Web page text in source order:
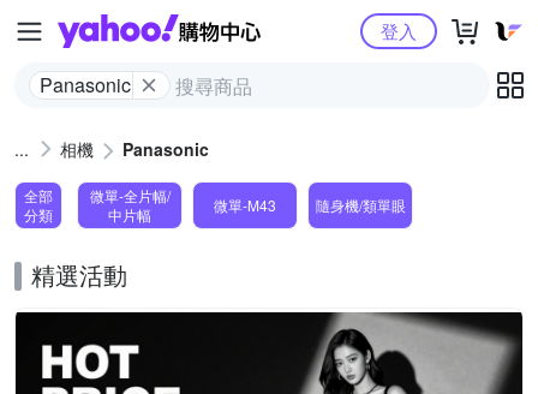
Yahoo購物中心
Panasonic
登入
相機 Panasonic
全部
分類
微單-全片幅/
中片幅
微單-M43 隨身機/類單眼
精選活動